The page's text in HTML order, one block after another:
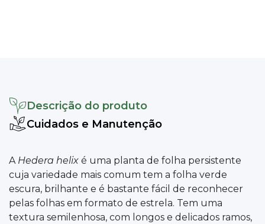
Descrição do produto
Cuidados e Manutenção
A Hedera helix é uma planta de folha persistente
cuja variedade mais comum tem a folha verde
escura, brilhante e é bastante fácil de reconhecer
pelas folhas em formato de estrela. Tem uma
textura semilenhosa, com longos e delicados ramos,